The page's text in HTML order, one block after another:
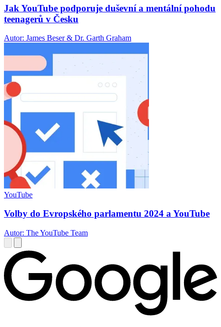
Jak YouTube podporuje duševní a mentální pohodu
teenagerů v Česku
Autor: James Beser & Dr. Garth Graham
YouTube
Volby do Evropského parlamentu 2024 a YouTube
Autor: The YouTube Team